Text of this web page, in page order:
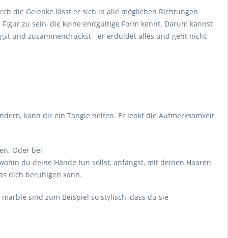
die Gelenke lässt er sich in alle möglichen Richtungen
zu sein, die keine endgültige Form kennt. Darum kannst
und zusammendrückst - er erduldet alles und geht nicht
kann dir ein Tangle helfen. Er lenkt die Aufmerksamkeit
Oder bei
du deine Hände tun sollst, anfängst, mit deinen Haaren
dich beruhigen kann.
sind zum Beispiel so stylisch, dass du sie